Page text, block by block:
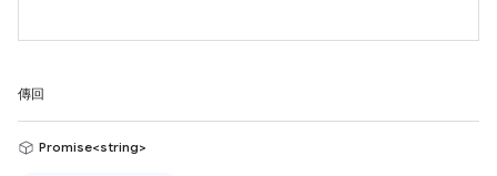
傳回
Promise<string>